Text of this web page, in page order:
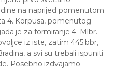
a
v
n
a
b
na naprijed pomenutom
4. Korpusa, pomenutog
je za formiranje 4. Mlbr.
iz iste, zatim 445.bbr,
a svi su trebali ispuniti
Posebno izdvajamo